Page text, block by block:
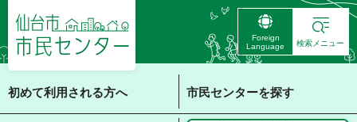
仙台市 市民センタ
ー
Foreign
Language
検索メニュー
初めて利用される方へ 市民センターを探す